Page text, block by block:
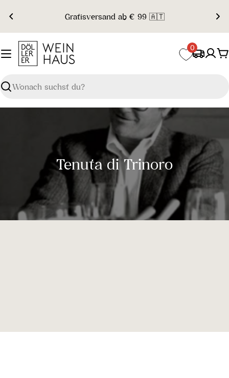
Inhalt
springen
Gratisversand ab € 99 🇦🇹
Suchen
0
S
a
m
Tenuta di Trinoro